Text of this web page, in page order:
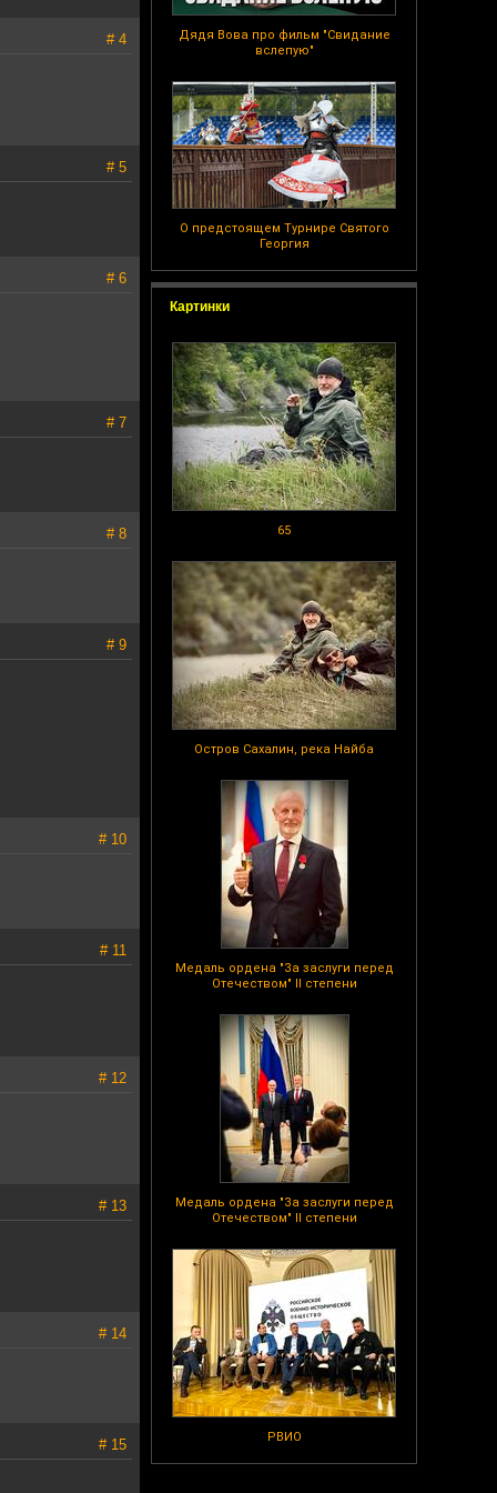
Дядя Вова про фильм "Свидание
вслепую"
О предстоящем Турнире Святого
Георгия
Картинки
65
Остров Сахалин, река Найба
Медаль ордена "За заслуги перед
Отечеством" II степени
Медаль ордена "За заслуги перед
Отечеством" II степени
РВИО
# 4
# 5
# 6
# 7
# 8
# 9
# 10
# 11
# 12
# 13
# 14
# 15